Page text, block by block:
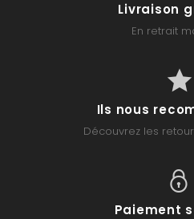
Livraison
En retrait
Ils nous
Découvrez les
Paiement